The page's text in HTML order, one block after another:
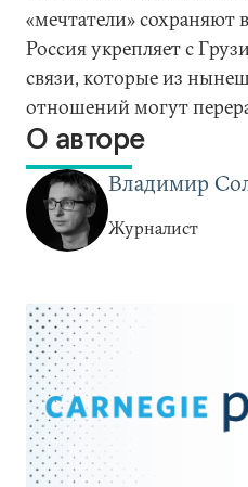
«мечтатели» сохраняют
Россия укрепляет с
связи, которые из
отношений могут
О авторе
Владимир
Журналист